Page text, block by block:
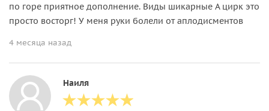
по горе приятное дополнение. Виды шикарные А цирк это
просто восторг! У меня руки болели от аплодисментов
4 месяца назад
Наиля